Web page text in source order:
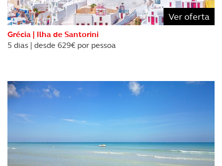
Consulte a política de cookies do site.
Ver oferta
Grécia | Ilha de Santorini
5 dias | desde 629€ por pessoa